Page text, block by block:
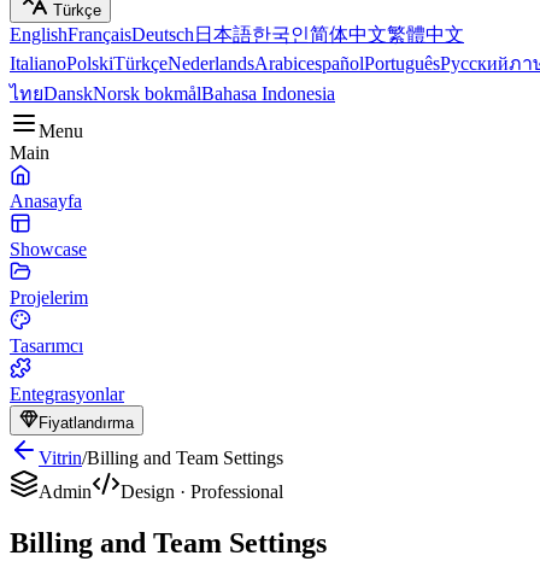
Türkçe
EnglishFrançaisDeutsch 日本語한국인简体中文繁體中文
ItalianoPolskiTürkçeNederlandsArabicespañolPortuguêsРусскийภา
ไทยDanskNorsk bokmålBahasa Indonesia
Menu
Main
Anasayfa
Showcase
Projelerim
Tasarımcı
Entegrasyonlar
Fiyatlandırma
Vitrin/Billing and Team Settings
Admin
Design · Professional
Billing and Team Settings